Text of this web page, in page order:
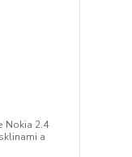
Nokia 2.4
a